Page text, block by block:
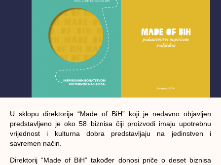
U sklopu direktorija “Made of BiH” koji je nedavno objavljen
predstavljeno je oko 58 biznisa čiji proizvodi imaju upotrebnu
vrijednost i kulturna dobra predstavljaju na jedinstven i
savremen način.
Direktorij “Made of BiH” također donosi priče o deset biznisa